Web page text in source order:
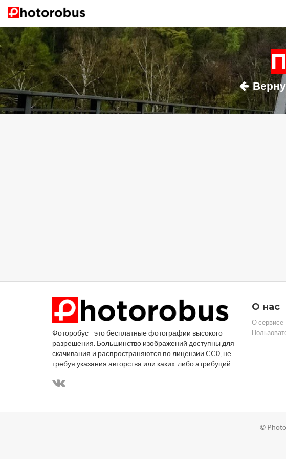
Фоторобус - это бесплатные фотографии высокого
разрешения. Большинство изображений доступны для
скачивания и распространяются по лицензии CC0, не
требуя указания авторства или каких-либо атрибуций
О нас
О сервисе
©